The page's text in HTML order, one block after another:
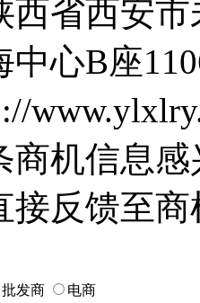
西省西安
中心B座
商机信息
接反馈至
批发商 电商